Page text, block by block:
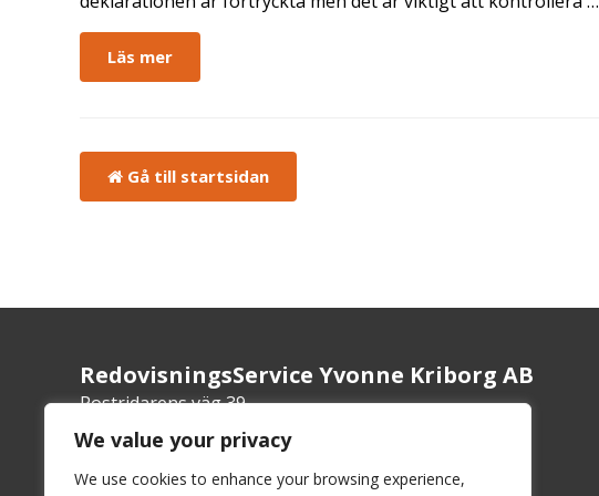
We value your privacy
We use cookies to enhance your browsing experience,
Läs mer
Gå till startsidan
RedovisningsService Yvonne Kriborg AB
Postridarens väg 39
266 98 Hjärnarp